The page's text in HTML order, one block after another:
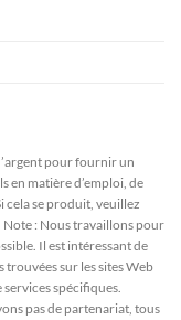
pour fournir un
en matière d’emploi, de
cela se produit, veuillez
: Nous travaillons pour
Il est intéressant de
sur les sites Web
spécifiques.
pas de partenariat, tous